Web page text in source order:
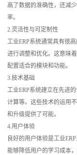
高了数据的准确性，还减
率。
2.灵活性与可定制性
工业ERP系统通常具有很
进行调整和优化。这意味
配置适合的模块和功能。
3.技术基础
工业ERP系统建立在先进
计算等。这些技术的运用
和升级提供了可能。
4.用户体验
良好的用户体验是工业
能够降低用户的学习成本